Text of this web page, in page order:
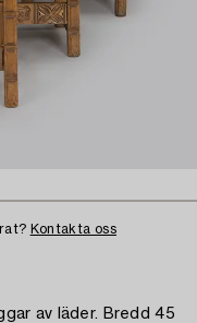
Kontakta oss
av läder. Bredd 45